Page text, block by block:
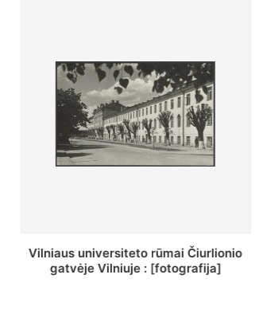
St. Batoro universiteto J. Pilsudskio
kolegija : [fotografija]